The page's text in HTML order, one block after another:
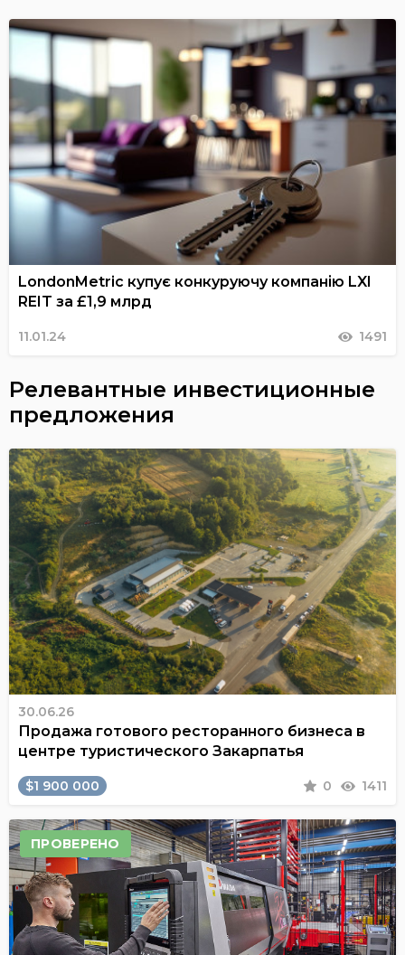
LondonMetric купує конкуруючу компанію LXI
REIT за £1,9 млрд
11.01.24 1491
Релевантные инвестиционные
предложения
30.06.26
Продажа готового ресторанного бизнеса в
центре туристического Закарпатья
$1 900 000 0 1411
ПРОВЕРЕНО